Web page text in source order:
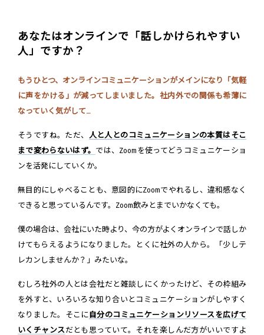
あなたはオンラインで「話しかけられやすい
人」ですか？
もうひとつ、オンラインコミュニケーションがメインになり「気軽
に声をかける」が減ってしまいました。社内外での関係も希薄に
なっていく気がして…
そうですね。ただ、
人と人とのコミュニケーションの本質はそこ
まで変わらないはず。 では、Zoomを使ってどうコミュニケーショ
ンを活発にしていくか。
無目的にしゃべることも、意図的にZoomでやれるし、違和感なく
できると思っているんです。Zoom飲みとまでいかなくても。
僕の場合は、会社にいた時より、今の方がよくオンラインで話しか
けてもらえるようになりました。とくに社外の人から。「少しテ
レカンしませんか？」みたいな。
むしろ社外の人とは会社だと雑談しにくかったけど、その枠組み
を外すと、いろいろな知り合いとコミュニケーションがしやすく
なりました。そこに自分のコミュニケーションリソースを広げて
いくチャンス だとも思っていて。それを楽しんだ方がいいですよ